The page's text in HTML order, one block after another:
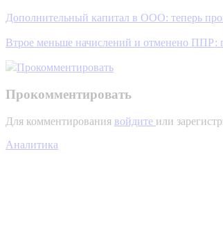
Дополнительный капитал в ООО: теперь
Втрое меньше начислений и отменено ППР:
Прокомментировать
Прокомментировать
Для комментирования войдите или
Аналитика